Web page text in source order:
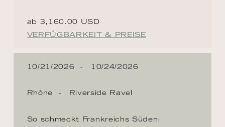
ab 3,160.00 USD
VERFÜGBARKEIT & PREISE
10/21/2026 10/24/2026
Rhône Riverside Ravel
So schmeckt Frankreichs Süden: